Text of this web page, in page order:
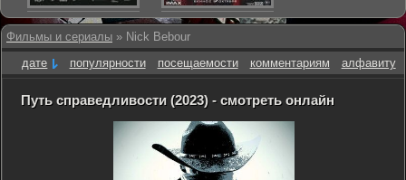
Фильмы и сериалы » Nick Bebour
дате
популярности посещаемости комментариям алфавиту
Путь справедливости (2023) - смотреть онлайн